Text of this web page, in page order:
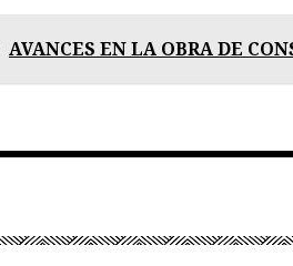
AVANCES EN LA OBRA DE